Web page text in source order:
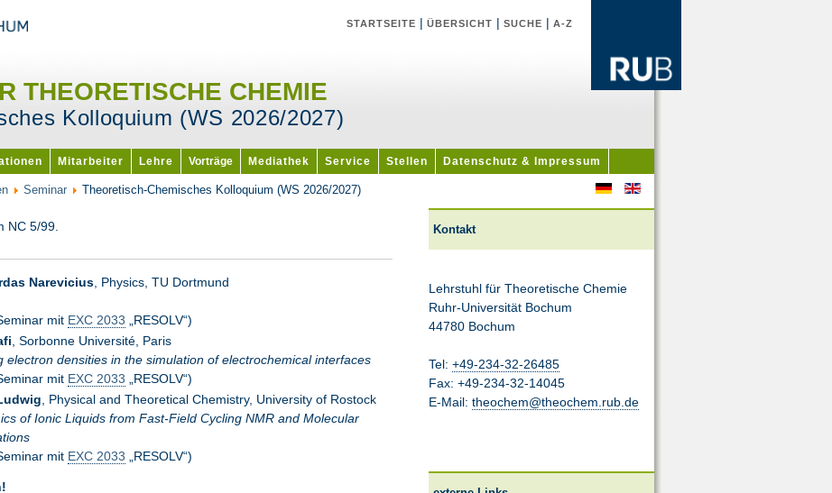
STARTSEITE | ÜBERSICHT | SUCHE | A-Z
THEORETISCHE CHEMIE
Kolloquium (WS 2026/2027)
Mitarbeiter Lehre Vorträge Mediathek Service Stellen Datenschutz & Impressum
Seminar Theoretisch-Chemisches Kolloquium (WS 2026/2027)
NC 5/99.
Narevicius , Physics, TU Dortmund
mit EXC 2033 „RESOLV“)
, Sorbonne Université, Paris
electron densities in the simulation of electrochemical interfaces
mit EXC 2033 „RESOLV“)
, Physical and Theoretical Chemistry, University of Rostock
of Ionic Liquids from Fast-Field Cycling NMR and Molecular
mit EXC 2033 „RESOLV“)
Kontakt
Lehrstuhl für Theoretische Chemie
Ruhr-Universität Bochum
44780 Bochum
Tel: +49-234-32-26485
Fax: +49-234-32-14045
E-Mail: theochem@theochem.rub.de